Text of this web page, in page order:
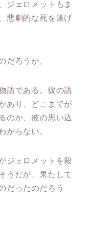
ジェロメットもま
悲劇的な死を遂げ
だろうか。
語である。彼の語
あり、どこまでが
のか、彼の思い込
からない。
ジェロメットを殺
うだが、果たして
だったのだろう